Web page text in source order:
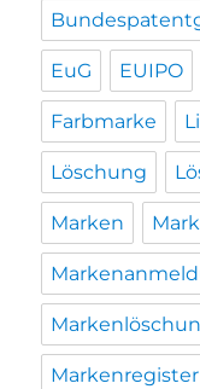
EuG EUIPO
Farbmarke
Löschung
Marken
Markenregister